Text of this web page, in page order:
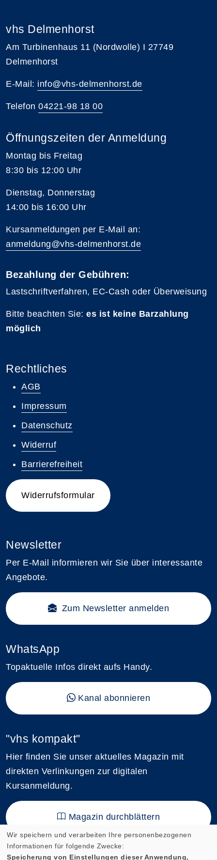
vhs Delmenhorst
Am Turbinenhaus 11 (Nordwolle) I 27749
Delmenhorst
E-Mail: info@vhs-delmenhorst.de
Telefon 04221-98 18 00
Öffnungszeiten der Anmeldung
Montag bis Freitag
8:30 bis 12:00 Uhr
Dienstag, Donnerstag
14:00 bis 16:00 Uhr
Kursanmeldungen per E-Mail an:
anmeldung@vhs-delmenhorst.de
Bezahlung der Gebühren:
Lastschriftverfahren, EC-Cash oder Überweisung
Bitte beachten Sie: es ist keine Barzahlung
möglich
Rechtliches
AGB
Impressum
Datenschutz
Widerruf
Barrierefreiheit
Widerrufsformular
Newsletter
Per E-Mail informieren wir Sie über interessante
Angebote.
Zum Newsletter anmelden
WhatsApp
Topaktuelle Infos direkt aufs Handy.
Kanal abonnieren
"vhs kompakt"
Hier finden Sie unser aktuelles Magazin mit
direkten Verlinkungen zur digitalen
Kursanmeldung.
Magazin durchblättern
Wir speichern und verarbeiten Ihre personenbezogenen
Informationen für folgende Zwecke:
Speicherung von Einstellungen dieser Anwendung,